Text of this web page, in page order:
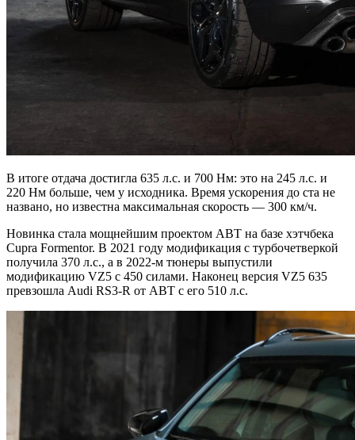
В итоге отдача достигла 635 л.с. и 700 Нм: это на 245 л.с. и
220 Нм больше, чем у исходника. Время ускорения до ста не
названо, но известна максимальная скорость — 300 км/ч.
Новинка стала мощнейшим проектом ABT на базе хэтчбека
Cupra Formentor. В 2021 году модификация с турбочетверкой
получила 370 л.с., а в 2022-м тюнеры выпустили
модификацию VZ5 с 450 силами. Наконец версия VZ5 635
превзошла Audi RS3-R от ABT с его 510 л.с.